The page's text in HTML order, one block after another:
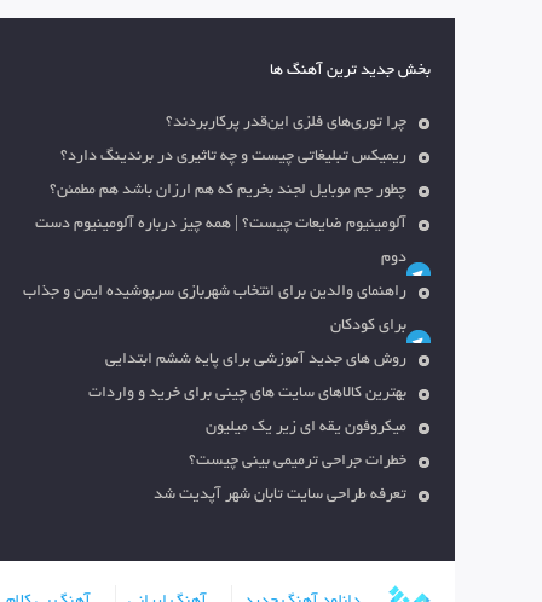
بخش جدید ترین آهنگ ها
چرا توری‌های فلزی این‌قدر پرکاربردند؟
ریمیکس تبلیغاتی چیست و چه تاثیری در برندینگ دارد؟
چطور جم موبایل لجند بخریم که هم ارزان باشد هم مطمئن؟
آلومینیوم ضایعات چیست؟ | همه چیز درباره آلومینیوم دست
دوم
راهنمای والدین برای انتخاب شهربازی سرپوشیده ایمن و جذاب
برای کودکان
روش های جدید آموزشی برای پایه ششم ابتدایی
بهترین کالاهای سایت های چینی برای خرید و واردات
میکروفون یقه ای زیر یک میلیون
خطرات جراحی ترمیمی بینی چیست؟
تعرفه طراحی سایت تابان شهر آپدیت شد